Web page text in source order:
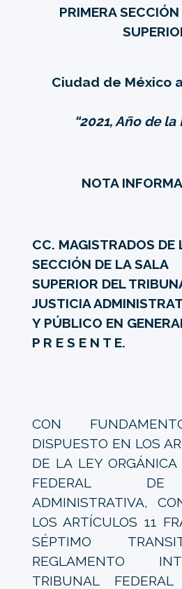
PRIMERA
Ciudad de México
“2021, Año de
NOTA
CC. MAGISTRADOS DE
SECCIÓN DE LA SALA
SUPERIOR DEL
JUSTICIA
Y PÚBLICO EN
P R E S E N T E.
CON
DISPUESTO EN LOS
DE LA LEY
FEDERAL DE
ADMINISTRATIVA,
LOS ARTÍCULOS 11
SÉPTIMO
REGLAMENTO
TRIBUNAL